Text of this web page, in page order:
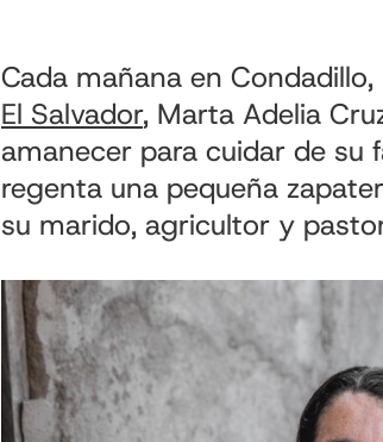
Cada mañana en
El Salvador, Marta Adelia
amanecer para cuidar de su
regenta una pequeña
su marido, agricultor y